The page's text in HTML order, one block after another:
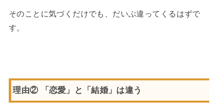
そのことに気づくだけでも、だいぶ違ってくるはずで
す。
理由② 「恋愛」と「結婚」は違う